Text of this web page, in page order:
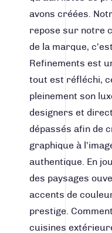
avons créées.
repose sur notre
de la marque,
Refinements est
tout est réfléchi,
pleinement son
designers et
dépassés afin de
graphique à
authentique. En
des paysages
accents de
prestige.
cuisines